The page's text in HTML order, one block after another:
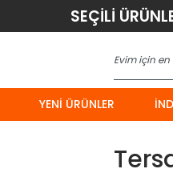
SEÇİLİ
YENI ÜRÜNLER